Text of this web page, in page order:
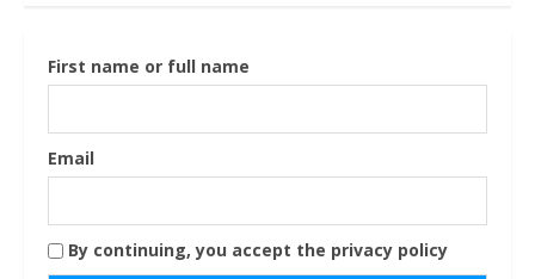
First name or full name
Email
By continuing, you accept the privacy policy